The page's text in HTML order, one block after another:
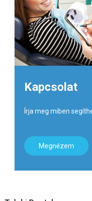
Kapcsolat
Írja meg miben
Megnézem